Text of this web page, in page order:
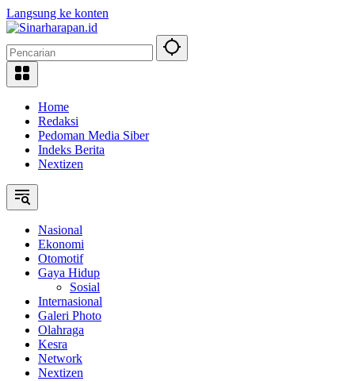
Langsung ke konten
Home
Redaksi
Pedoman Media Siber
Indeks Berita
Nextizen
Nasional
Ekonomi
Otomotif
Gaya Hidup
Sosial
Internasional
Galeri Photo
Olahraga
Kesra
Network
Nextizen